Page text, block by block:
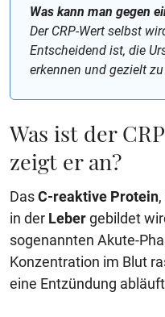
Was kann man gegen
Der CRP-Wert selbst
Entscheidend ist, die
erkennen und gezielt
Was ist der
zeigt er an?
DasC-reaktive Protein
in der Lebergebildet
sogenannten Akute-
Konzentration im Blut
eine Entzündung